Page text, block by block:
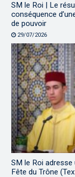
SM le Roi | Le
conséquence
de pouvoir
29/07/2026
SM le Roi adresse
Fête du Trône